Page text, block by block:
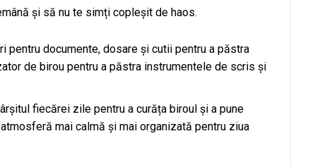
și să nu te simți copleșit de haos.
pentru documente, dosare și cutii pentru a păstra
de birou pentru a păstra instrumentele de scris și
fiecărei zile pentru a curăța biroul și a pune
mai calmă și mai organizată pentru ziua